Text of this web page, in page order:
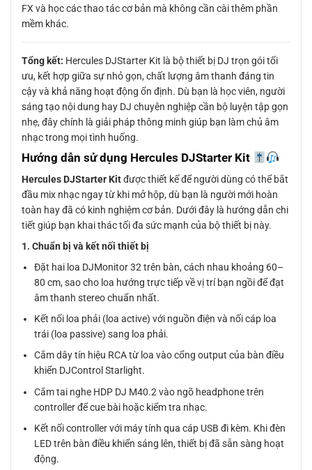
FX và học các thao tác cơ bản mà không cần cài thêm phần
mềm khác.
Tổng kết: Hercules DJStarter Kit là bộ thiết bị DJ trọn gói tối
ưu, kết hợp giữa sự nhỏ gọn, chất lượng âm thanh đáng tin
cậy và khả năng hoạt động ổn định. Dù bạn là học viên, người
sáng tạo nội dung hay DJ chuyên nghiệp cần bộ luyện tập gọn
nhẹ, đây chính là giải pháp thông minh giúp bạn làm chủ âm
nhạc trong mọi tình huống.
Hướng dẫn sử dụng Hercules DJStarter Kit
Hercules DJStarter Kitđược thiết kế để người dùng có thể bắt
đầu mix nhạc ngay từ khi mở hộp, dù bạn là người mới hoàn
toàn hay đã có kinh nghiệm cơ bản. Dưới đây là hướng dẫn chi
tiết giúp bạn khai thác tối đa sức mạnh của bộ thiết bị này.
1. Chuẩn bị và kết nối thiết bị
Đặt hai loa DJMonitor 32 trên bàn, cách nhau khoảng 60–
80 cm, sao cho loa hướng trực tiếp về vị trí bạn ngồi để đạt
âm thanh stereo chuẩn nhất.
Kết nối loa phải (loa active) với nguồn điện và nối cáp loa
trái (loa passive) sang loa phải.
Cắm dây tín hiệu RCA từ loa vào cổng output của bàn điều
khiển DJControl Starlight.
Cắm tai nghe HDP DJ M40.2 vào ngõ headphone trên
controller để cue bài hoặc kiểm tra nhạc.
Kết nối controller với máy tính qua cáp USB đi kèm. Khi đèn
LED trên bàn điều khiển sáng lên, thiết bị đã sẵn sàng hoạt
động.